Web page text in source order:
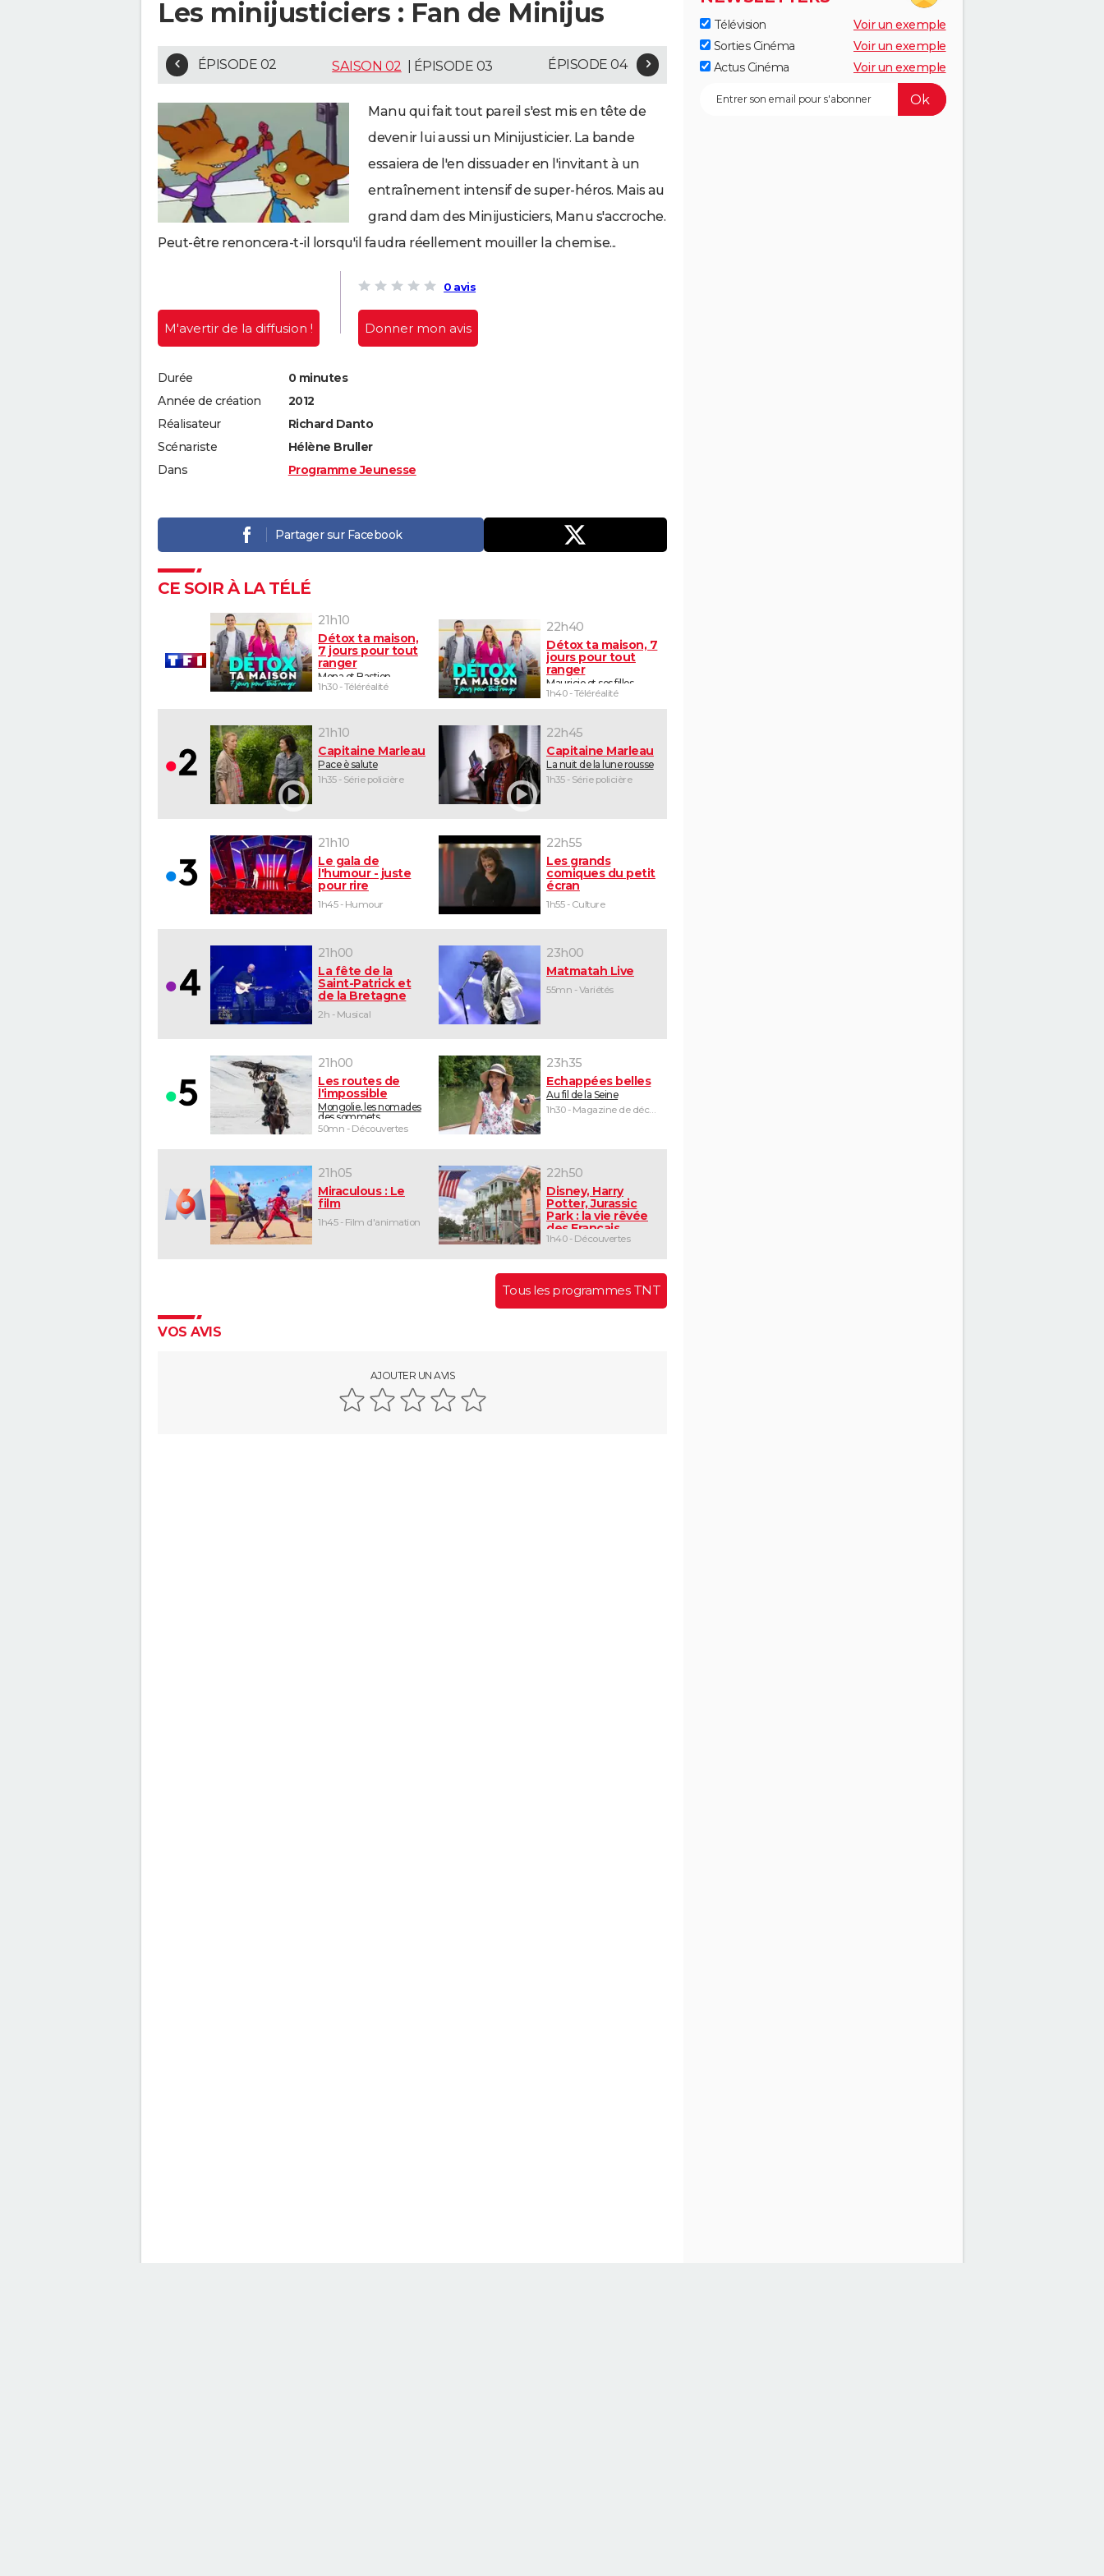
Les minijusticiers : Fan de Minijus
ÉPISODE 02 SAISON 02 | ÉPISODE 03 ÉPISODE 04
Manu qui fait tout pareil s'est mis en tête de
devenir lui aussi un Minijusticier. La bande
essaiera de l'en dissuader en l'invitant à un
entraînement intensif de super-héros. Mais au
grand dam des Minijusticiers, Manu s'accroche.
Peut-être renoncera-t-il lorsqu'il faudra réellement mouiller la chemise...
M'avertir de la diffusion !
0 avis
Donner mon avis
Durée
0 minutes
Année de création
2012
Réalisateur
Richard Danto
Scénariste
Hélène Bruller
Dans
Programme Jeunesse
Partager sur Facebook
CE SOIR À LA TÉLÉ
21h10
Détox ta maison,
7 jours pour tout
ranger
Mona et Bastien
1h30 - Téléréalité
22h40
Détox ta maison, 7
jours pour tout
ranger
Mauricio et ses filles
1h40 - Téléréalité
21h10
Capitaine Marleau
Pace è salute
1h35 - Série policière
22h45
Capitaine Marleau
La nuit de la lune rousse
1h35 - Série policière
21h10
Le gala de
l'humour - juste
pour rire
1h45 - Humour
22h55
Les grands
comiques du petit
écran
1h55 - Culture
21h00
La fête de la
Saint-Patrick et
de la Bretagne
2h - Musical
23h00
Matmatah Live
55mn - Variétés
21h00
Les routes de
l'impossible
Mongolie, les nomades
des sommets
50mn - Découvertes
23h35
Echappées belles
Au fil de la Seine
1h30 - Magazine de découvertes
21h05
Miraculous : Le
film
1h45 - Film d'animation
22h50
Disney, Harry
Potter, Jurassic
Park : la vie rêvée
des Français
d'Orlando
1h40 - Découvertes
Tous les programmes TNT
VOS AVIS
AJOUTER UN AVIS
Télévision
Voir un exemple
Sorties Cinéma
Voir un exemple
Actus Cinéma
Voir un exemple